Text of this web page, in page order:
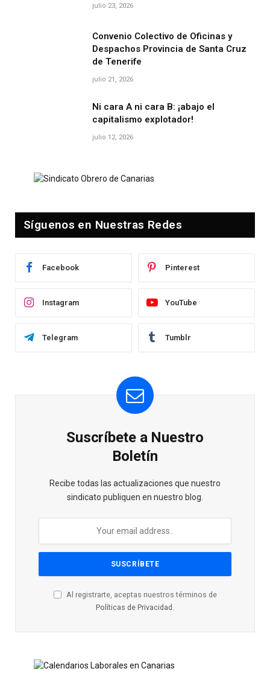
julio 23, 2026
Convenio Colectivo de Oficinas y
Despachos Provincia de Santa Cruz
de Tenerife
julio 21, 2026
Ni cara A ni cara B: ¡abajo el
capitalismo explotador!
julio 12, 2026
Síguenos en Nuestras Redes
Facebook Pinterest
Instagram YouTube
Telegram Tumblr
Suscríbete a Nuestro
Boletín
Recibe todas las actualizaciones que nuestro
sindicato publiquen en nuestro blog.
Al registrarte, aceptas nuestros términos de
Políticas de Privacidad